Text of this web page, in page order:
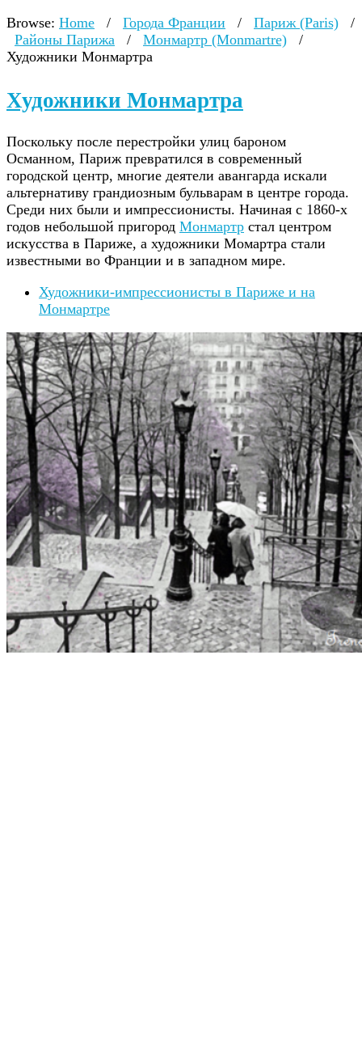
Browse: Home / Города Франции / Париж (Paris)
/
Районы Парижа
/ Монмартр (Monmartre)
/
Художники Монмартра
Художники Монмартра
Поскольку после перестройки улиц бароном
Османном, Париж превратился в современный
городской центр, многие деятели авангарда искали
альтернативу грандиозным бульварам в центре города.
Среди них были и импрессионисты. Начиная с 1860-х
годов небольшой пригород Монмартр стал центром
искусства в Париже, а художники Момартра стали
известными во Франции и в западном мире.
Художники-импрессионисты в Париже и на
Монмартре